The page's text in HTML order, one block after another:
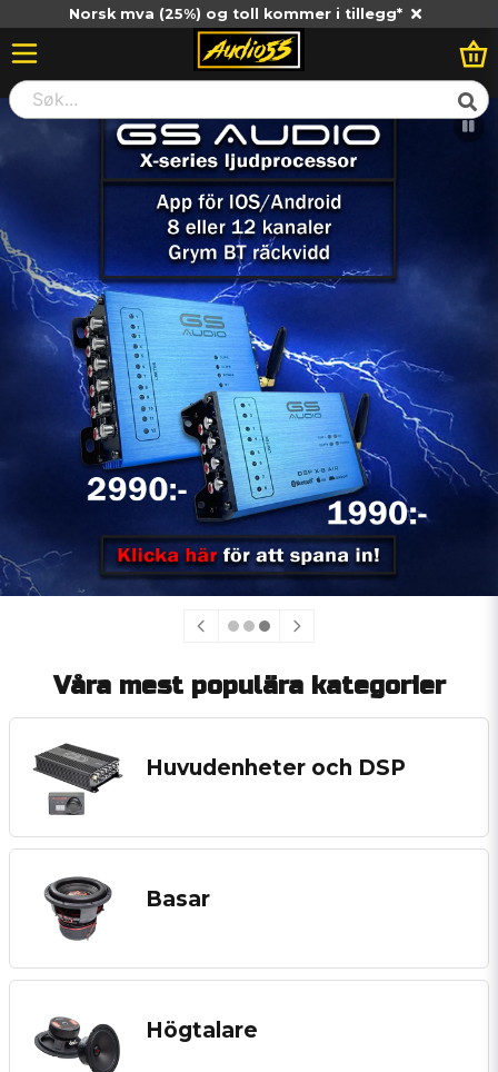
Norsk mva (25%) og toll kommer i tillegg*
Våra mest populära kategorier
Huvudenheter och DSP
Basar
Högtalare